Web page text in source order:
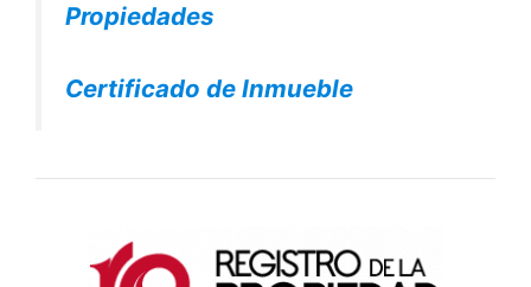
Propiedades
Certificado de Inmueble